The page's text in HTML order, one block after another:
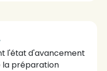
l'état d'avancement
la préparation